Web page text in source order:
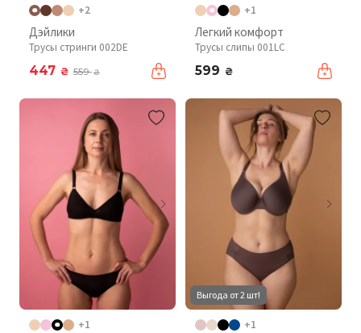
+2
Дэйлики
Трусы стринги 002DE
447 ₴ 559₴
+1
Легкий комфорт
Трусы слипы 001LC
599 ₴
+1
Выгода от 2 шт!
+1